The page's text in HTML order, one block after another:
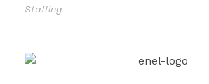
Staffing